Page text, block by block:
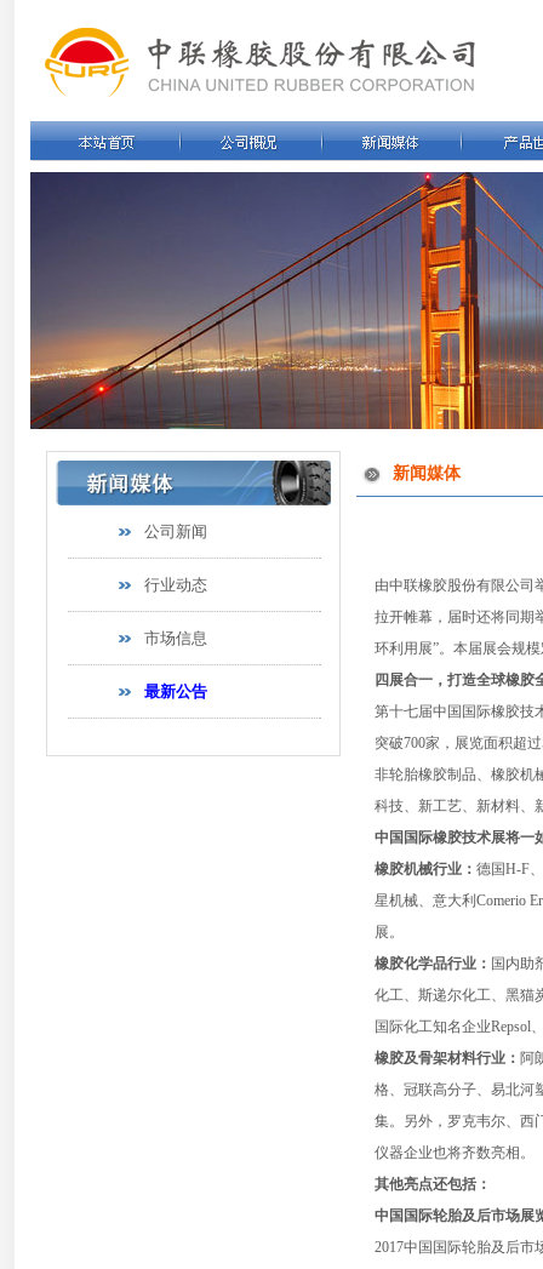
公司新闻
行业动态
市场信息
最新公告
新闻媒体
由中联橡胶股份有限公司
拉开帷幕，届时还将同期
环利用展”。本届展会规
四展合一，打造全球橡胶
第十七届中国国际橡胶技
突破700家，展览面积超
非轮胎橡胶制品、橡胶机
科技、新工艺、新材料、
中国国际橡胶技术展将一
橡胶机械行业： 德国H-F
星机械、意大利Comerio
展。
橡胶化学品行业： 国内助
化工、斯递尔化工、黑猫
国际化工知名企业Repsol
橡胶及骨架材料行业： 阿
格、冠联高分子、易北河
集。另外，罗克韦尔、西
仪器企业也将齐数亮相。
其他亮点还包括：
中国国际轮胎及后市场展
2017中国国际轮胎及后市